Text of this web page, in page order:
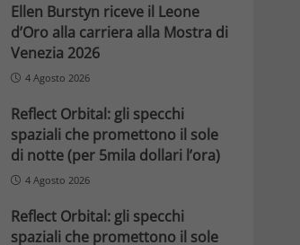
Ellen Burstyn riceve il Leone
d’Oro alla carriera alla Mostra di
Venezia 2026
4 Agosto 2026
Reflect Orbital: gli specchi
spaziali che promettono il sole
di notte (per 5mila dollari l’ora)
4 Agosto 2026
Reflect Orbital: gli specchi
spaziali che promettono il sole